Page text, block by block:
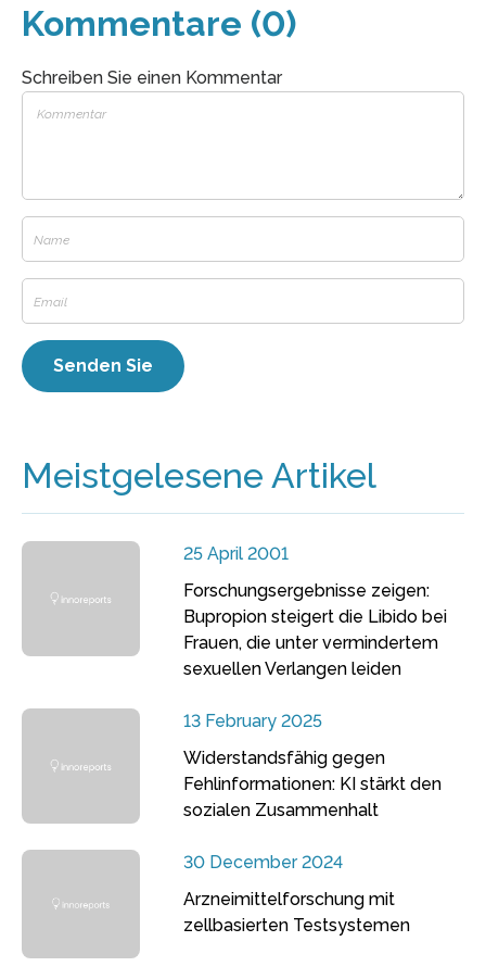
Kommentare (0)
Schreiben Sie einen Kommentar
Meistgelesene Artikel
25 April 2001
Forschungsergebnisse zeigen:
Bupropion steigert die Libido bei
Frauen, die unter vermindertem
sexuellen Verlangen leiden
13 February 2025
Widerstandsfähig gegen
Fehlinformationen: KI stärkt den
sozialen Zusammenhalt
30 December 2024
Arzneimittelforschung mit
zellbasierten Testsystemen